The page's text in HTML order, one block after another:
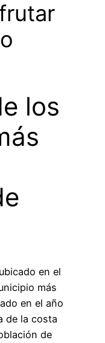
los
en el
más
en el año
de la costa
de